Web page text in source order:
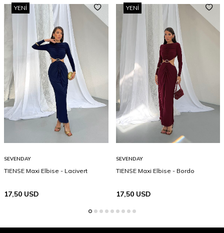
YENI
SEVENDAY
TIENSE Maxi Elbise - Lacivert
17,50 USD
YENI
SEVENDAY
TIENSE Maxi Elbise - Bordo
17,50USD